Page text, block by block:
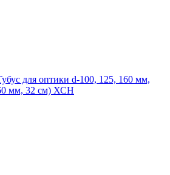
для оптики d-100, 125, 160 мм,
мм, 32 см) ХСН